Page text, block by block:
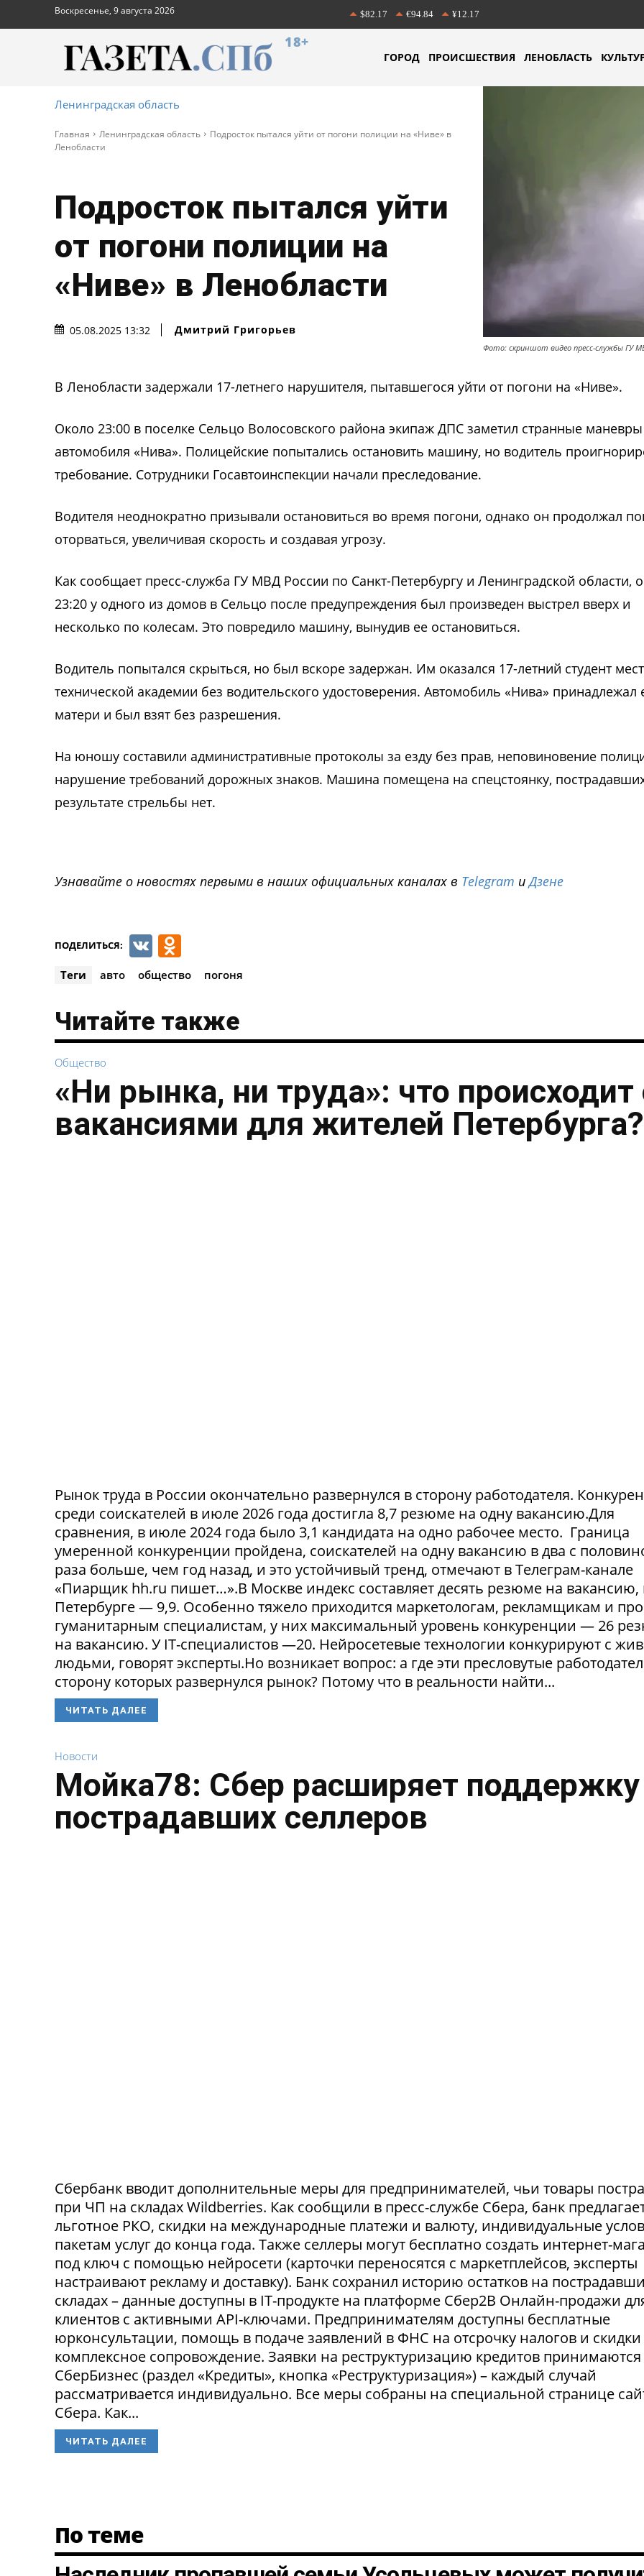
Воскресенье, 9 августа 2026 $82.17 €94.84 ¥12.17
18+
ГОРОД ПРОИСШЕСТВИЯ ЛЕНОБЛАСТЬ
Ленинградская область
Главная Ленинградская область
Подросток пытался уйти от погони полиции на «Ниве» в
Ленобласти
Подросток пытался уйти
от погони полиции на
«Ниве» в Ленобласти
05.08.2025 13:32 Дмитрий Григорьев
Фото: скриншот видео пресс-службы ГУ
В Ленобласти задержали 17-летнего нарушителя, пытавшегося уйти от погони на «Ниве».
Около 23:00 в поселке Сельцо Волосовского района экипаж ДПС заметил странные маневры
автомобиля «Нива». Полицейские попытались остановить машину, но водитель
требование. Сотрудники Госавтоинспекции начали преследование.
Водителя неоднократно призывали остановиться во время погони, однако он продолжал
оторваться, увеличивая скорость и создавая угрозу.
Как сообщает пресс-служба ГУ МВД России по Санкт-Петербургу и Ленинградской области,
23:20 у одного из домов в Сельцо после предупреждения был произведен выстрел вверх и
несколько по колесам. Это повредило машину, вынудив ее остановиться.
Водитель попытался скрыться, но был вскоре задержан. Им оказался 17-летний студент
технической академии без водительского удостоверения. Автомобиль «Нива» принадлежал
матери и был взят без разрешения.
На юношу составили административные протоколы за езду без прав, неповиновение
нарушение требований дорожных знаков. Машина помещена на спецстоянку,
результате стрельбы нет.
Узнавайте о новостях первыми в наших официальных каналах в Telegram иДзене
ПОДЕЛИТЬСЯ: VK
Теги авто общество погоня
Читайте также
Общество
«Ни рынка, ни труда»: что происходит
вакансиями для жителей Петербурга?
Рынок труда в России окончательно развернулся в сторону работодателя.
среди соискателей в июле 2026 года достигла 8,7 резюме на одну вакансию.Для
сравнения, в июле 2024 года было 3,1 кандидата на одно рабочее место. Граница
умеренной конкуренции пройдена, соискателей на одну вакансию в два с
раза больше, чем год назад, и это устойчивый тренд, отмечают в Телеграм-канале
«Пиарщик hh.ru пишет…».В Москве индекс составляет десять резюме на вакансию,
Петербурге — 9,9. Особенно тяжело приходится маркетологам, рекламщикам и
гуманитарным специалистам, у них максимальный уровень конкуренции — 26
на вакансию. У IT-специалистов —20. Нейросетевые технологии конкурируют с
людьми, говорят эксперты.Но возникает вопрос: а где эти пресловутые
сторону которых развернулся рынок? Потому что в реальности найти...
ЧИТАТЬ ДАЛЕЕ
Новости
Мойка78: Сбер расширяет поддержку
пострадавших селлеров
Сбербанк вводит дополнительные меры для предпринимателей, чьи товары
при ЧП на складах Wildberries. Как сообщили в пресс-службе Сбера, банк
льготное РКО, скидки на международные платежи и валюту, индивидуальные
пакетам услуг до конца года. Также селлеры могут бесплатно создать интернет-
под ключ с помощью нейросети (карточки переносятся с маркетплейсов, эксперты
настраивают рекламу и доставку). Банк сохранил историю остатков на
складах – данные доступны в IT-продукте на платформе Сбер2В Онлайн-продажи
клиентов с активными API-ключами. Предпринимателям доступны бесплатные
юрконсультации, помощь в подаче заявлений в ФНС на отсрочку налогов и
комплексное сопровождение. Заявки на реструктуризацию кредитов принимаются
СберБизнес (раздел «Кредиты», кнопка «Реструктуризация») – каждый случай
рассматривается индивидуально. Все меры собраны на специальной странице
Сбера. Как...
ЧИТАТЬ ДАЛЕЕ
По теме